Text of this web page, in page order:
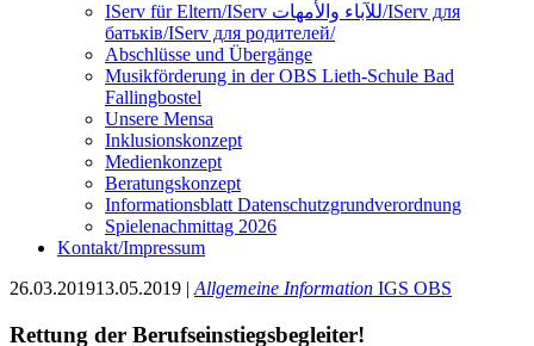
IServ für Eltern/IServ للآباء والأمهات/IServ для
батьків/IServ для родителей/
Abschlüsse und Übergänge
Musikförderung in der OBS Lieth-Schule Bad
Fallingbostel
Unsere Mensa
Inklusionskonzept
Medienkonzept
Beratungskonzept
Informationsblatt Datenschutzgrundverordnung
Spielenachmittag 2026
Kontakt/Impressum
26.03.201913.05.2019 | Allgemeine Information IGS OBS
Rettung der Berufseinstiegsbegleiter!